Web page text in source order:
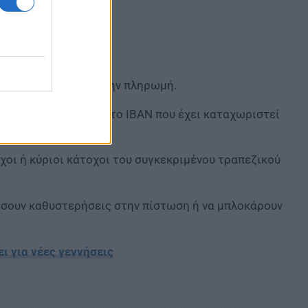
δηλωθεί για την πληρωμή.
να βεβαιωθούν ότι το IBAN που έχει καταχωριστεί
ή κύριοι κάτοχοι του συγκεκριμένου τραπεζικού
καθυστερήσεις στην πίστωση ή να μπλοκάρουν
για νέες γεννήσεις